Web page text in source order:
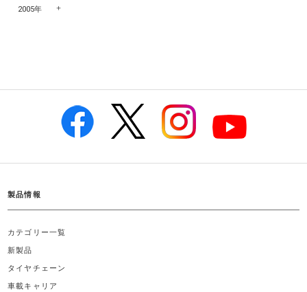
2005年
製品情報
カテゴリー一覧
新製品
タイヤチェーン
車載キャリア